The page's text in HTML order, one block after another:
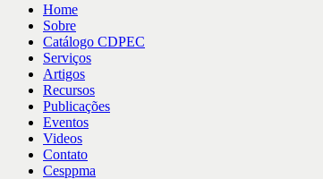
Home
Sobre
Catálogo CDPEC
Serviços
Artigos
Recursos
Publicações
Eventos
Videos
Contato
Cesppma